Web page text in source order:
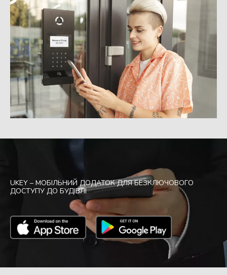
UKEY – МОБІЛЬНИЙ ДОДАТОК ДЛЯ БЕЗКЛЮЧОВОГО
ДОСТУПУ ДО БУДІВЛІ